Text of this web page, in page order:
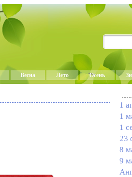
Весна Лето Осень
1
1
1
23
8
9